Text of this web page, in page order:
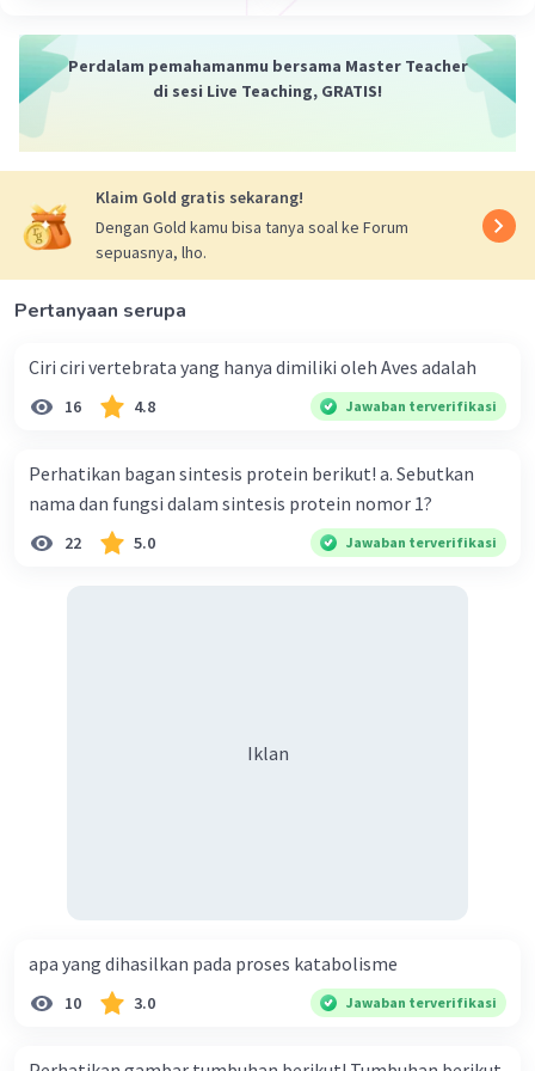
Perdalam pemahamanmu bersama Master Teacher
di sesi Live Teaching, GRATIS!
Klaim Gold gratis sekarang!
Dengan Gold kamu bisa tanya soal ke Forum
sepuasnya, lho.
Pertanyaan serupa
Ciri ciri vertebrata yang hanya dimiliki oleh Aves adalah
16 4.8 Jawaban terverifikasi
Perhatikan bagan sintesis protein berikut! a. Sebutkan
nama dan fungsi dalam sintesis protein nomor 1?
22 5.0 Jawaban terverifikasi
Iklan
apa yang dihasilkan pada proses katabolisme
10 3.0 Jawaban terverifikasi